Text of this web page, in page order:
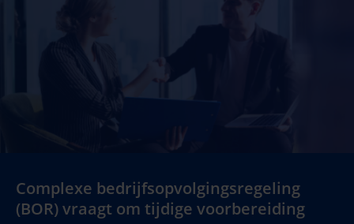
Complexe bedrijfsopvolgingsregeling
(BOR) vraagt om tijdige voorbereiding